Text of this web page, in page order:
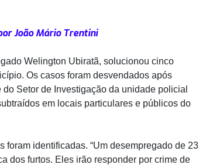
João Mário Trentini
Welington Ubiratã, solucionou cinco
Os casos foram desvendados após
Setor de Investigação da unidade policial
em locais particulares e públicos do
identificadas. “Um desempregado de 23
dos furtos. Eles irão responder por crime de